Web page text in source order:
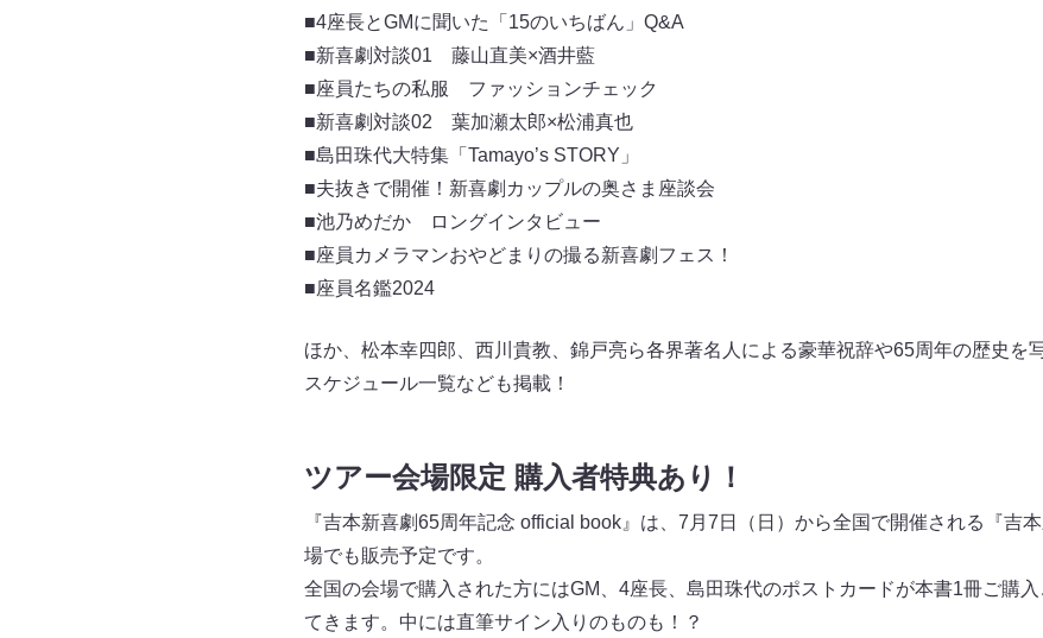
■4座長とGMに聞いた「15のいちばん」Q&A
■新喜劇対談01 藤山直美×酒井藍
■座員たちの私服 ファッションチェック
■新喜劇対談02 葉加瀬太郎×松浦真也
■島田珠代大特集「Tamayo’s STORY」
■夫抜きで開催！新喜劇カップルの奥さま座談会
■池乃めだか ロングインタビュー
■座員カメラマンおやどまりの撮る新喜劇フェス！
■座員名鑑2024
ほか、松本幸四郎、西川貴教、錦戸亮ら各界著名人による豪華祝辞や65周年の歴史を
スケジュール一覧なども掲載！
ツアー会場限定 購入者特典あり！
『吉本新喜劇65周年記念 official book』は、7月7日（日）から全国で開催される『吉
場でも販売予定です。
全国の会場で購入された方にはGM、4座長、島田珠代のポストカードが本書1冊ご購
てきます。中には直筆サイン入りのものも！？